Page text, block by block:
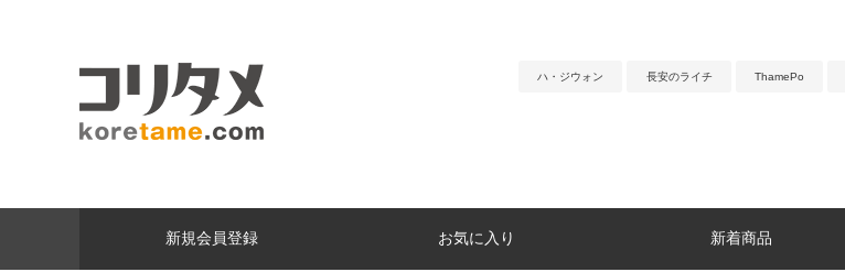
ハ・ジウォン 長安のライチ ThamePo
新規会員登録 お気に入り 新着商品